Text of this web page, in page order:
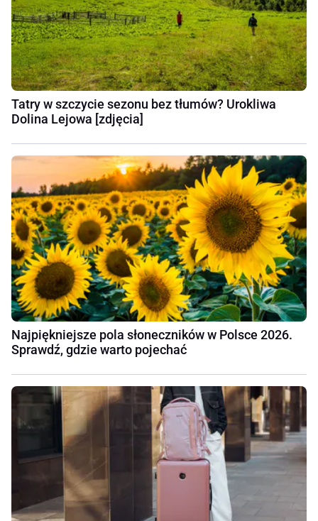
Tatry w szczycie sezonu bez tłumów? Urokliwa
Dolina Lejowa [zdjęcia]
Najpiękniejsze pola słoneczników w Polsce 2026.
Sprawdź, gdzie warto pojechać